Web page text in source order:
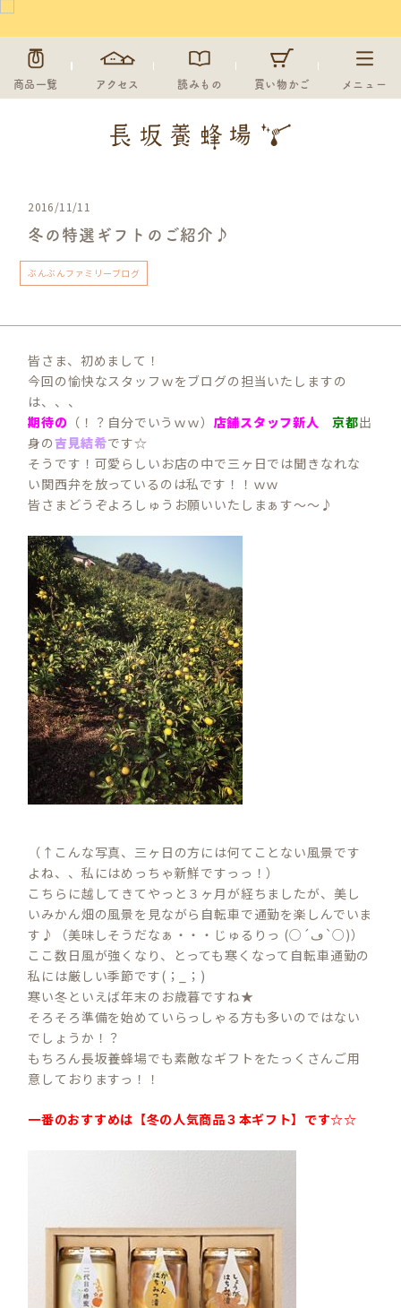
商品一覧 アクセス 読みもの 買い物かご メニュー
2016/11/11
冬の特選ギフトのご紹介♪
ぶんぶんファミリーブログ
皆さま、初めまして！
今回の愉快なスタッフｗをブログの担当いたしますの
は、、、
期待の （！？自分でいうｗｗ） 店舗スタッフ新人 京都出
身の吉見結希です☆
そうです！可愛らしいお店の中で三ヶ日では聞きなれな
い関西弁を放っているのは私です！！ｗｗ
皆さまどうぞよろしゅうお願いいたしまぁす～～♪
（↑こんな写真、三ヶ日の方には何てことない風景です
よね、、私にはめっちゃ新鮮ですっっ！）
こちらに越してきてやっと３ヶ月が経ちましたが、美し
いみかん畑の風景を見ながら自転車で通勤を楽しんでいま
す♪（美味しそうだなぁ・・・じゅるりっ (○´ڡ`○)）
ここ数日風が強くなり、とっても寒くなって自転車通勤の
私には厳しい季節です(；_；)
寒い冬といえば年末のお歳暮ですね★
そろそろ準備を始めていらっしゃる方も多いのではない
でしょうか！？
もちろん長坂養蜂場でも素敵なギフトをたっくさんご用
意しておりますっ！！
一番のおすすめは【冬の人気商品３本ギフト】です☆☆